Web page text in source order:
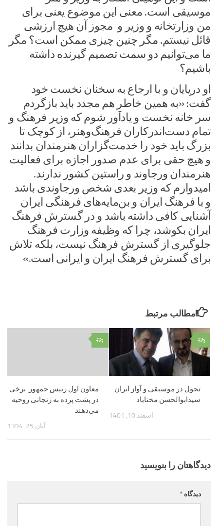
موسیقی است. معنی این موضوع یعنی برای
من وزارتخانه و وزیر و مجوز آن هیچ ارزشی
قائل نیستم. مگر چنین چیزی ممکن است؟ مگر
ما می‌توانیم دو سمت تصمیم گیرنده داشته
باشیم؟
او درپایان و با ارجاع به سخنان نخست خود
گفت: «به همین خاطر هم مجدد باید بازگردم
سر خانه نخست و یادآور شوم که وزیر فرهنگ و
تمام دست‌اندرکاران فرهنگ‌وهنر، از کوچک تا
بزرگ باید خود را خدمت‌گزاران هنرمندان بدانند
و هیچ حقی برای عدم صدور اجازه برای فعالیت
هنرمندان ورجاوند و راستین کشور ندارند.
امیدوارم که وزیر بعدی شخص ورجاوندی باشد
و با فرهنگ ایران و بن‌مایه‌های فرهنگی ایران
آشنایی کافی داشته باشد و در گسترش فرهنگ
ایران بکوشد، چرا که وظیفه وزارت فرهنگ
جلوگیری از گسترش فرهنگ نیست، بلکه تلاش
برای گسترش فرهنگ ایران و ایرانی است.»
مطالب مرتبط
۰
معاون اول رییس جمهور: برخی
در پشت پرده به زنجانی روحیه
می‌دهند
آبان 25, 1394
۰
تحول در موسیقی و آواز ایران
سیدابوالحسن مختاباد
اسفند 10, 1401
دیدگاهتان را بنویسید
دیدگاه *